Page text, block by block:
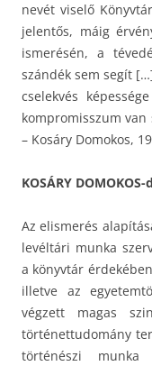
nevét viselő
jelentős, máig
ismerésén, a
szándék sem segít
cselekvés
kompromisszum van
– Kosáry Domokos,
KOSÁRY DOMOKOS-
Az elismerés
levéltári munka
a könyvtár
illetve az
végzett magas
történettudomány
történészi munka